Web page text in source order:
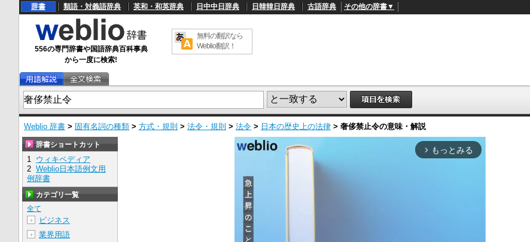
辞書 類語・対義語辞典 英和・和英辞典 日中中日辞典 日韓韓日辞典 古語辞典 その他の辞書▼
556の専門辞書や国語辞典百科事典
から一度に検索!
無料の翻訳なら
Weblio翻訳！
Weblio 辞書 > 固有名詞の種類 > 方式・規則 > 法令・規則 > 法令 > 日本の歴史上の法律 > 奢侈禁止令の意味・解説
arrow_forward_ios もっとみる
辞書ショートカット
1 ウィキペディア
2 Weblio日本語例文用
例辞書
カテゴリ一覧
全て
＋
ビジネス
＋ 業界用語